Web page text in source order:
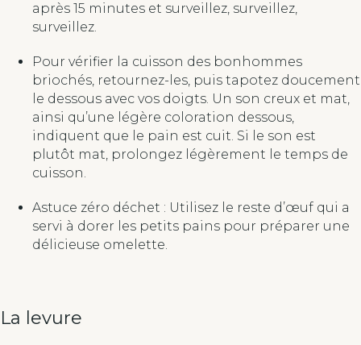
après 15 minutes et surveillez, surveillez,
surveillez.
Pour vérifier la cuisson des bonhommes
briochés, retournez-les, puis tapotez doucement
le dessous avec vos doigts. Un son creux et mat,
ainsi qu’une légère coloration dessous,
indiquent que le pain est cuit. Si le son est
plutôt mat, prolongez légèrement le temps de
cuisson.
Astuce zéro déchet : Utilisez le reste d’œuf qui a
servi à dorer les petits pains pour préparer une
délicieuse omelette.
La levure